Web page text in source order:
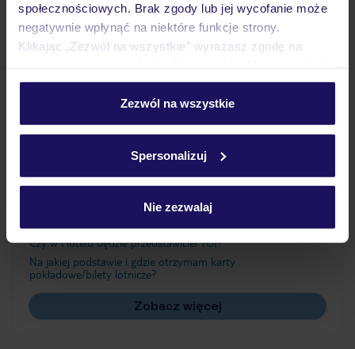
społecznościowych. Brak zgody lub jej wycofanie może
negatywnie wpłynąć na niektóre funkcje strony.
Klikając „Zezwól na wszystkie” wyrażasz zgodę na
personalizować swój wybór wchodząc w zakładkę
Szczegółowe informacje o plikach cookie znajdziesz
Zezwól na wszystkie
Spersonalizuj
Nie zezwalaj
Wyżywienie
Ważne informacje
Czy w Hotelu będzie przedstawiciel TUI?
Na jakiej podstawie i gdzie otrzymam karty
pokładowe/bilety lotnicze?
Zobacz więcej